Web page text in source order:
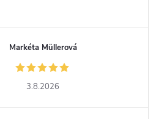
Markéta Müllerová
3.8.2026